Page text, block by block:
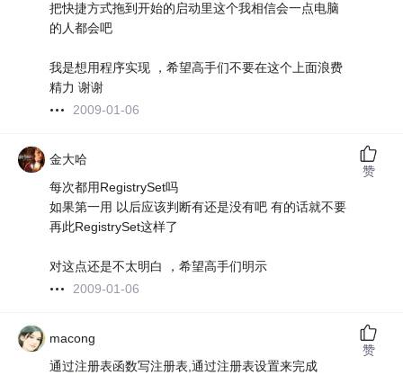
把快捷方式拖到开始的启动里这个我相信会一点电脑
的人都会吧
我是想用程序实现 ，希望高手们不要在这个上面浪费
精力 谢谢
2009-01-06
金大哈
每次都用RegistrySet吗
如果第一用 以后应该判断有还是没有吧 有的话就不要
再此RegistrySet这样了
对这点还是不太明白 ，希望高手们明示
2009-01-06
赞
macong
通过注册表函数写注册表,通过注册表设置来完成
赞